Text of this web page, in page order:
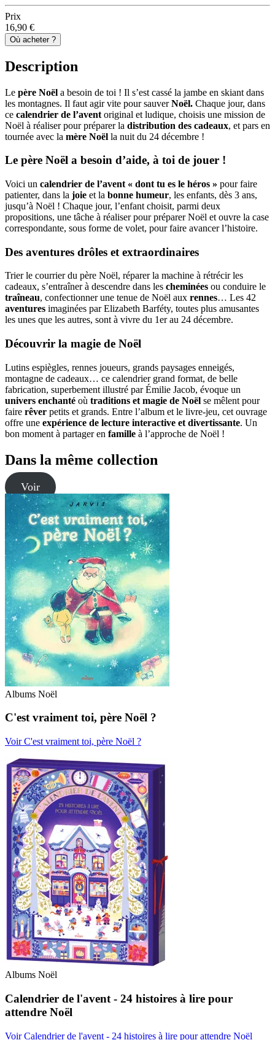
Prix
16,90 €
Où acheter ?
Description
Le père Noël a besoin de toi ! Il s’est cassé la jambe en skiant dans
les montagnes. Il faut agir vite pour sauverNoël. Chaque jour, dans
ce calendrier de l’avent original et ludique, choisis une mission de
Noël à réaliser pour préparer la distribution des cadeaux, et pars en
tournée avec la mère Noël la nuit du 24 décembre !
Le père Noël a besoin d’aide, à toi de jouer !
Voici un calendrier de l’avent « dont tu es le héros » pour faire
patienter, dans la joie et la bonne humeur, les enfants, dès 3 ans,
jusqu’à Noël ! Chaque jour, l’enfant choisit, parmi deux
propositions, une tâche à réaliser pour préparer Noël et ouvre la case
correspondante, sous forme de volet, pour faire avancer l’histoire.
Des aventures drôles et extraordinaires
Trier le courrier du père Noël, réparer la machine à rétrécir les
cadeaux, s’entraîner à descendre dans les cheminées ou conduire le
traîneau, confectionner une tenue de Noël aux rennes… Les 42
aventures imaginées par Elizabeth Barféty, toutes plus amusantes
les unes que les autres, sont à vivre du 1er au 24 décembre.
Découvrir la magie de Noël
Lutins espiègles, rennes joueurs, grands paysages enneigés,
montagne de cadeaux… ce calendrier grand format, de belle
fabrication, superbement illustré par Émilie Jacob, évoque un
univers enchanté où traditions et magie de Noël se mêlent pour
faire rêver petits et grands. Entre l’album et le livre-jeu, cet ouvrage
offre une expérience de lecture interactive et divertissante. Un
bon moment à partager en famille à l’approche de Noël !
Dans la même collection
Voir
Albums Noël
C'est vraiment toi, père Noël ?
Voir C'est vraiment toi, père Noël ?
Albums Noël
Calendrier de l'avent - 24 histoires à lire pour
attendre Noël
Voir Calendrier de l'avent - 24 histoires à lire pour attendre Noël